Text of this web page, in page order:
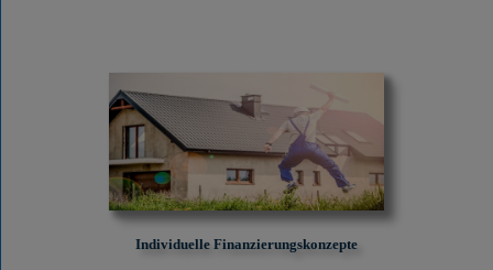
Individuelle Finanzierungskonzepte